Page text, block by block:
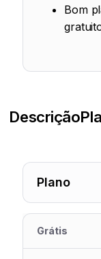
Bom
Descrição
Plano
Grátis